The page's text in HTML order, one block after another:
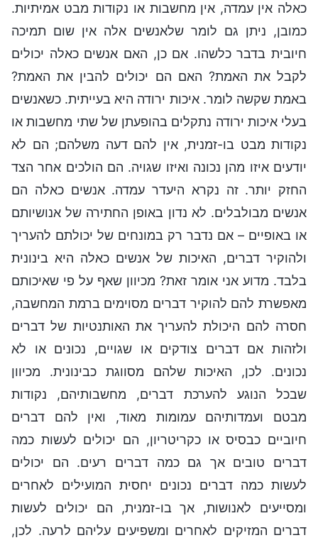
כאלה אין עמדה, אין מחשבות או נקודות מבט אמיתיות.
כמובן, ניתן גם לומר שלאנשים אלה אין שום תמיכה
חיובית בדבר כלשהו. אם כן, האם אנשים כאלה יכולים
לקבל את האמת? האם הם יכולים להבין את האמת?
באמת שקשה לומר. איכות ירודה היא בעייתית. כשאנשים
בעלי איכות ירודה נתקלים בהופעתן של שתי מחשבות או
נקודות מבט בו-זמנית, אין להם דעה משלהם; הם לא
יודעים איזו מהן נכונה ואיזו שגויה. הם הולכים אחר הצד
החזק יותר. זה נקרא היעדר עמדה. אנשים כאלה הם
אנשים מבולבלים. לא נדון באופן החתירה של אנושיותם
או באופיים – אם נדבר רק במונחים של יכולתם להעריך
ולהוקיר דברים, האיכות של אנשים כאלה היא בינונית
בלבד. מדוע אני אומר זאת? מכיוון שאף על פי שאיכותם
מאפשרת להם להוקיר דברים מסוימים ברמת המחשבה,
חסרה להם היכולת להעריך את האותנטיות של דברים
ולזהות אם דברים צודקים או שגויים, נכונים או לא
נכונים. לכן, האיכות שלהם מסווגת כבינונית. מכיוון
שבכל הנוגע להערכת דברים, מחשבותיהם, נקודות
מבטם ועמדותיהם עמומות מאוד, ואין להם דברים
חיוביים כבסיס או כקריטריון, הם יכולים לעשות כמה
דברים טובים אך גם כמה דברים רעים. הם יכולים
לעשות כמה דברים נכונים יחסית המועילים לאחרים
ומסייעים לאנושות, אך בו-זמנית, הם יכולים לעשות
דברים המזיקים לאחרים ומשפיעים עליהם לרעה. לכן,